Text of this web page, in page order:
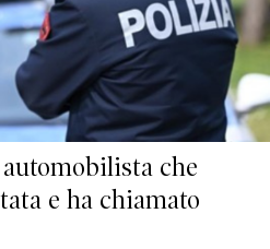
che
e ha chiamato